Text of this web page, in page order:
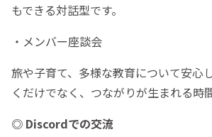
もできる対話型です。
・メンバー座談会
旅や子育て、多様な教育について安心
くだけでなく、つながりが生まれる時
◎ Discordでの交流